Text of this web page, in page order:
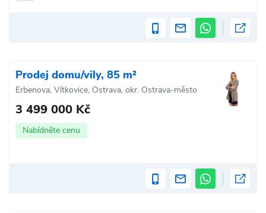
Prodej domu/vily, 85 m²
Erbenova, Vítkovice, Ostrava, okr. Ostrava-město
3 499 000 Kč
Nabídněte cenu